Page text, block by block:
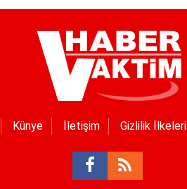
Künye İletişim Gizlilik İlkeleri